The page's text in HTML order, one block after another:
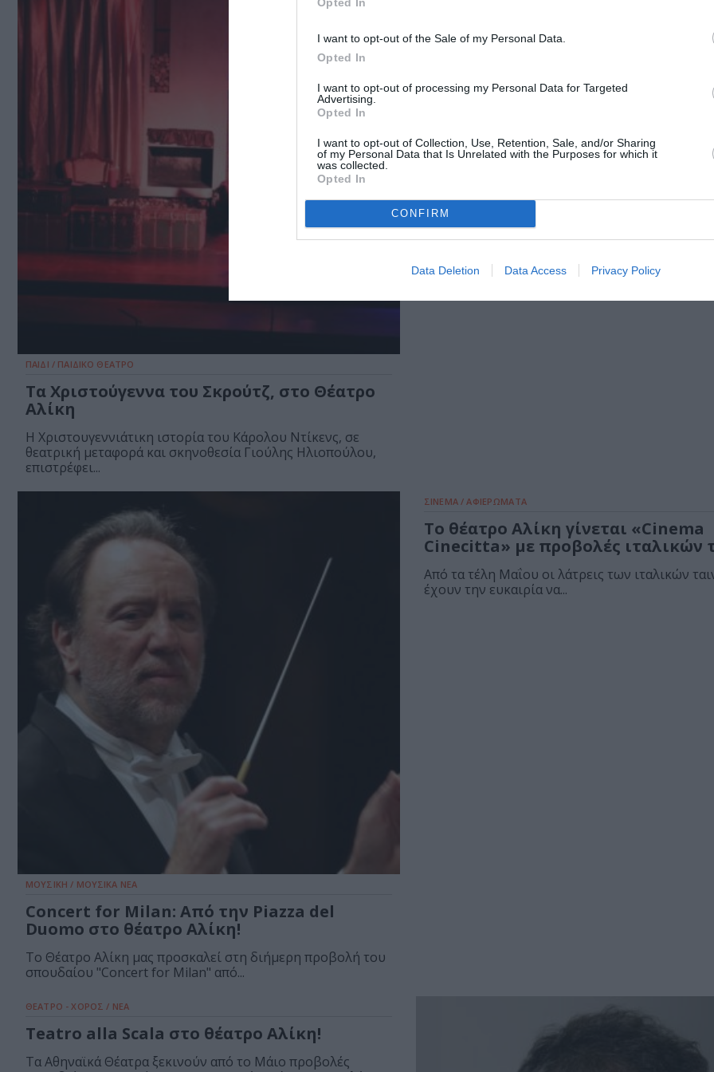
I want to opt-out of the Sale of my Personal Data.
Opted In
I want to opt-out of processing my Personal Data for Targeted
Advertising.
Opted In
I want to opt-out of Collection, Use, Retention, Sale, and/or Sharing
of my Personal Data that Is Unrelated with the Purposes for which it
was collected.
Opted In
CONFIRM
Data Deletion Data Access Privacy Policy
ΠΑΙΔΙ / ΠΑΙΔΙΚΟ ΘΕΑΤΡΟ
Τα Χριστούγεννα του Σκρούτζ, στο Θέατρο
Αλίκη
Η Χριστουγεννιάτικη ιστορία του Κάρολου Ντίκενς, σε
θεατρική μεταφορά και σκηνοθεσία Γιούλης Ηλιοπούλου,
επιστρέφει...
Τα Αθηναϊκά θέατρα παρουσιάζουν την
ΜΟΥΣΙΚΗ / ΜΟΥΣΙΚΑ ΝΕΑ
Concert for Milan: Από την Piazza del
Duomo στο θέατρο Αλίκη!
Το Θέατρο Αλίκη μας προσκαλεί στη διήμερη προβολή του
σπουδαίου "Concert for Milan" από...
ΣΙΝΕΜΑ / ΑΦΙΕΡΩΜΑΤΑ
Το θέατρο Αλίκη γίνεται «Cinema
Cinecitta» με προβολές ιταλικών
Από τα τέλη Μαΐου οι λάτρεις των ιταλικών
έχουν την ευκαιρία να...
ΘΕΑΤΡΟ - ΧΟΡΟΣ / ΝΕΑ
Teatro alla Scala στο θέατρο Αλίκη!
Τα Αθηναϊκά Θέατρα ξεκινούν από το Μάιο προβολές